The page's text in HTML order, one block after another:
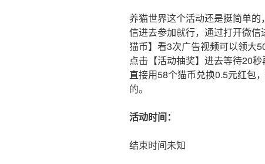
养猫世界这个活动还是挺简单
信进去参加就行，通过打开微
猫币】看3次广告视频可以领大
点击【活动抽奖】进去等待20
直接用58个猫币兑换0.5元红包
的。
活动时间：
结束时间未知